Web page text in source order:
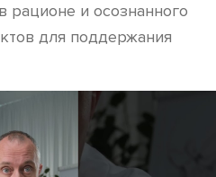
рационе и осознанного
для поддержания